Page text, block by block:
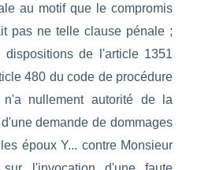
au motif que le compromis
pas ne telle clause pénale ;
de l'article 1351
480 du code de procédure
nullement autorité de la
demande de dommages
époux Y... contre Monsieur